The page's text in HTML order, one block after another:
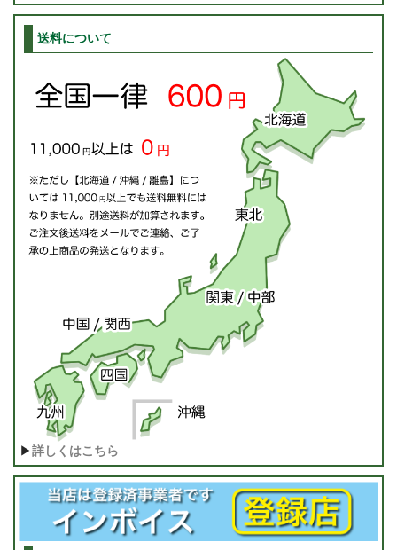
送料について
▶詳しくはこちら